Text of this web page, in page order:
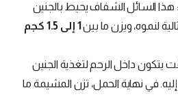
: هذا السائل الشفاف يحيط بالجنين
لنموه، ويزن ما بين 1 إلى 1.5 كجم
داخل الرحم لتغذية الجنين
في نهاية الحمل، تزن المشيمة ما